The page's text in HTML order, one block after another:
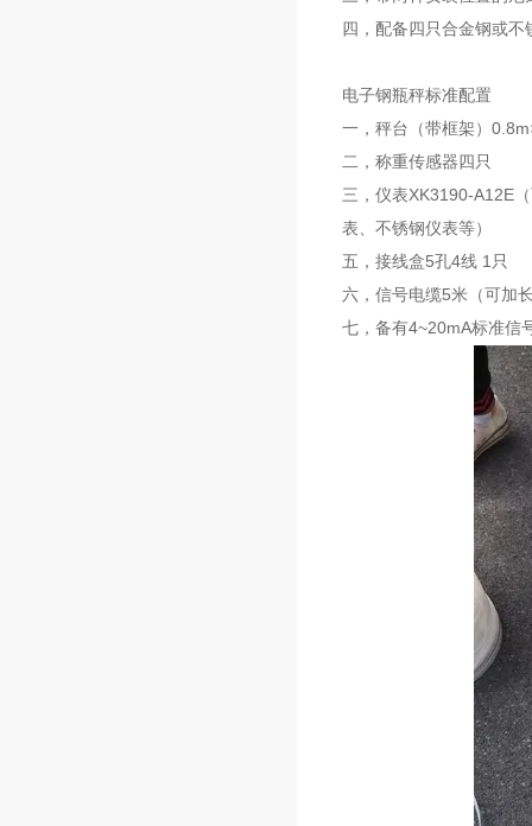
四，配备四只合金钢或不
电子钢瓶秤标准配置
一，秤台（带框架）
二，称重传感器四只
三，仪表XK3190-A12E
表、不锈钢仪表等）
五，接线盒5孔4线 1只
六，信号电缆5米（可加
七，备有4~20mA标准信